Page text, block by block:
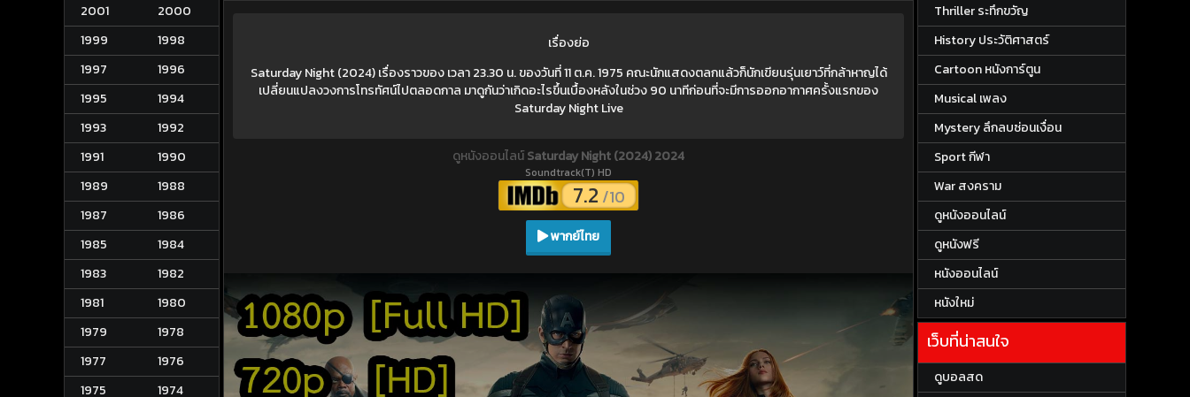
2001
2000
1999
1998
1997
1996
1995
1994
1993
1992
1991
1990
1989
1988
1987
1986
1985
1984
1983
1982
1981
1980
1979
1978
1977
1976
1975
1974
เรื่องย่อ
Saturday Night (2024) เรื่องราวของ เวลา 23.30 น. ของวันที่ 11 ต.ค. 1975 คณะนักแสดงตลกแล้วก็นักเขียนรุ่นเยาว์ที่กล้าหาญได้
เปลี่ยนแปลงวงการโทรทัศน์ไปตลอดกาล มาดูกันว่าเกิดอะไรขึ้นเบื้องหลังในช่วง 90 นาทีก่อนที่จะมีการออกอากาศครั้งแรกของ
Saturday Night Live
ดูหนังออนไลน์Saturday Night (2024) 2024
Soundtrack(T) HD
7.2 /10
พากย์ไทย
Thriller ระทึกขวัญ
History ประวัติศาสตร์
Cartoon หนังการ์ตูน
Musical เพลง
Mystery ลึกลบซ่อนเงื่อน
Sport กีฬา
War สงคราม
ดูหนังออนไลน์
ดูหนังฟรี
หนังออนไลน์
หนังใหม่
เว็บที่น่าสนใจ
ดูบอลสด